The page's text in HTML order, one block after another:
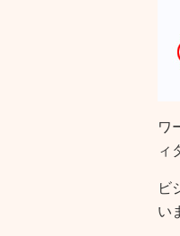
ワ
ィ
ビ
い